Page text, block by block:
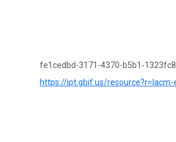
fe1cedbd-3171-4370-b5b1-
https://ipt.gbif.us/resource?r=lacm-